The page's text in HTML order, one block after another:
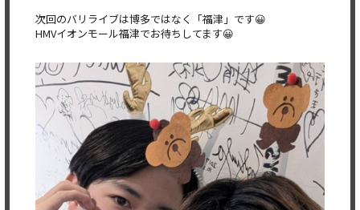
次回のバリライブは博多ではなく「福津」です😀
HMVイオンモール福津でお待ちしてます😀